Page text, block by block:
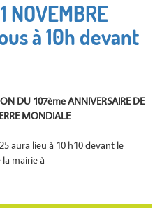
NOVEMBRE
à 10h devant
DU 107ème ANNIVERSAIRE DE
MONDIALE
aura lieu à 10 h10 devant le
mairie à